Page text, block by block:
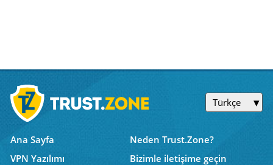
Türkçe
Ana Sayfa
Neden Trust.Zone?
VPN Yazılımı
Bizimle iletişime geçin